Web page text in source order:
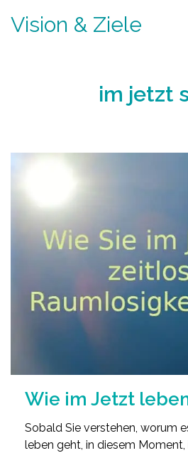
Vision & Ziele
im jetzt
Wie im Jetzt
Sobald Sie verstehen, worum
leben geht, in diesem Moment,